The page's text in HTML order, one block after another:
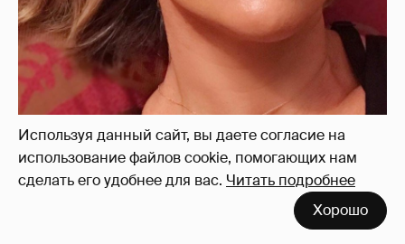
Используя данный сайт, вы даете согласие на
использование файлов cookie, помогающих нам
сделать его удобнее для вас. Читать подробнее
Хорошо